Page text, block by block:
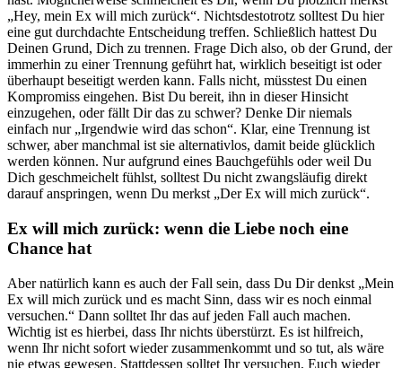
„Hey, mein Ex will mich zurück“. Nichtsdestotrotz solltest Du hier
eine gut durchdachte Entscheidung treffen. Schließlich hattest Du
Deinen Grund, Dich zu trennen. Frage Dich also, ob der Grund, der
immerhin zu einer Trennung geführt hat, wirklich beseitigt ist oder
überhaupt beseitigt werden kann. Falls nicht, müsstest Du einen
Kompromiss eingehen. Bist Du bereit, ihn in dieser Hinsicht
einzugehen, oder fällt Dir das zu schwer? Denke Dir niemals
einfach nur „Irgendwie wird das schon“. Klar, eine Trennung ist
schwer, aber manchmal ist sie alternativlos, damit beide glücklich
werden können. Nur aufgrund eines Bauchgefühls oder weil Du
Dich geschmeichelt fühlst, solltest Du nicht zwangsläufig direkt
darauf anspringen, wenn Du merkst „Der Ex will mich zurück“.
Ex will mich zurück: wenn die Liebe noch eine
Chance hat
Aber natürlich kann es auch der Fall sein, dass Du Dir denkst „Mein
Ex will mich zurück und es macht Sinn, dass wir es noch einmal
versuchen.“ Dann solltet Ihr das auf jeden Fall auch machen.
Wichtig ist es hierbei, dass Ihr nichts überstürzt. Es ist hilfreich,
wenn Ihr nicht sofort wieder zusammenkommt und so tut, als wäre
nie etwas gewesen. Stattdessen solltet Ihr versuchen, Euch wieder